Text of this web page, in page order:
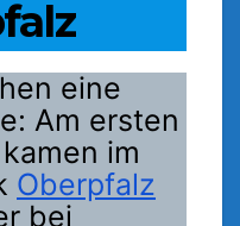
eine
Am ersten
im
Oberpfalz
bei